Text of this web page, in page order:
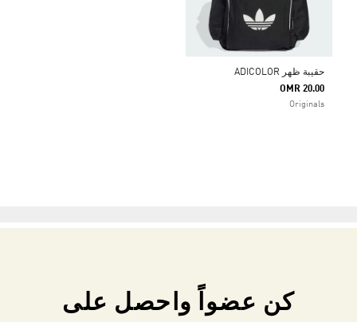
حقيبة ظهر ADICOLOR
OMR 20.00
Originals
كن عضواً واحصل على